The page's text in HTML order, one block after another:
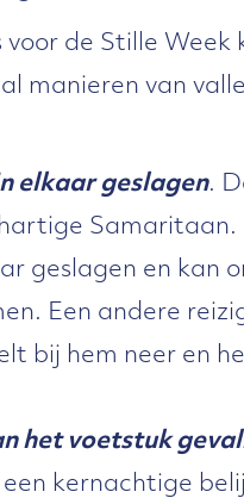
voor de Stille Week
manieren van
elkaar geslagen.
Samaritaan.
geslagen en kan
Een andere
bij hem neer en
het voetstuk
kernachtige